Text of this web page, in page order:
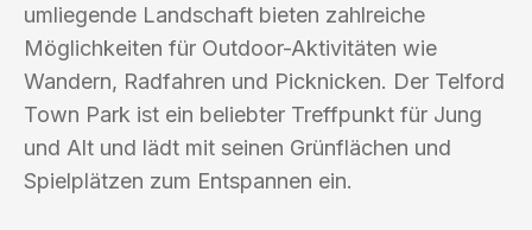
umliegende Landschaft bieten zahlreiche
Möglichkeiten für Outdoor-Aktivitäten wie
Wandern, Radfahren und Picknicken. Der Telford
Town Park ist ein beliebter Treffpunkt für Jung
und Alt und lädt mit seinen Grünflächen und
Spielplätzen zum Entspannen ein.